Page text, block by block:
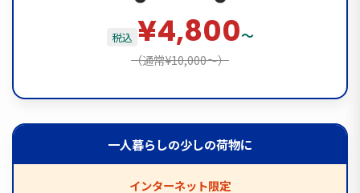
税込 ¥4,800〜
（通常¥10,000〜）
一人暮らしの少しの荷物に
インターネット限定